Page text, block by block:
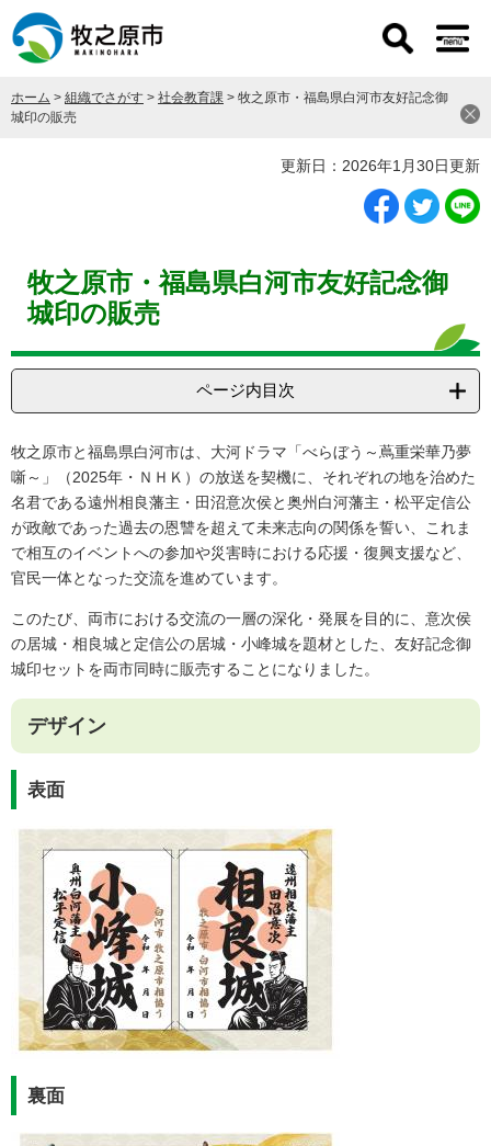
ー
先
頭
ニ
を
飛
ホーム > 組織でさがす > 社会教育課 > 牧之原市・福島県白河市友好記念御
城印の販売
更新日：2026年1月30日更新
牧之原市・福島県白河市友好記念御
城印の販売
ページ内目次
牧之原市と福島県白河市は、大河ドラマ「べらぼう～蔦重栄華乃夢
噺～」（2025年・ＮＨＫ）の放送を契機に、それぞれの地を治めた
名君である遠州相良藩主・田沼意次侯と奥州白河藩主・松平定信公
が政敵であった過去の恩讐を超えて未来志向の関係を誓い、これま
で相互のイベントへの参加や災害時における応援・復興支援など、
官民一体となった交流を進めています。
このたび、両市における交流の一層の深化・発展を目的に、意次侯
の居城・相良城と定信公の居城・小峰城を題材とした、友好記念御
城印セットを両市同時に販売することになりました。
デザイン
表面
裏面